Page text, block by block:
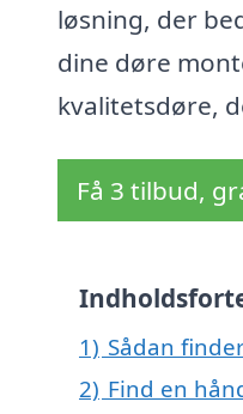
løsning, der
dine døre
kvalitetsdøre,
Få 3 tilbud,
1) Sådan
2) Find en